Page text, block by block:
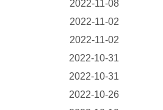
2022-11-08
2022-11-02
2022-11-02
2022-10-31
2022-10-31
2022-10-26